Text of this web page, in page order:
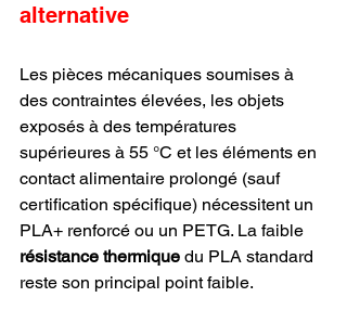
alternative
Les pièces mécaniques soumises à
des contraintes élevées, les objets
exposés à des températures
supérieures à 55 °C et les éléments en
contact alimentaire prolongé (sauf
certification spécifique) nécessitent un
PLA+ renforcé ou un PETG. La faible
résistance thermique du PLA standard
reste son principal point faible.